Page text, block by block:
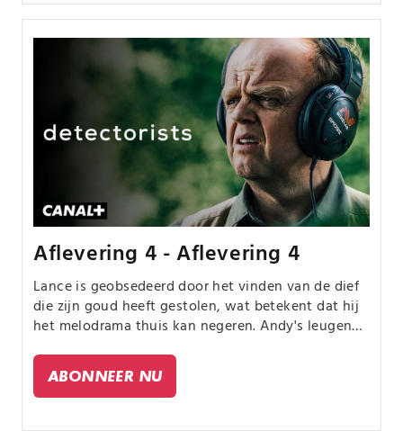
Aflevering 4 - Aflevering 4
Lance is geobsedeerd door het vinden van de dief
die zijn goud heeft gestolen, wat betekent dat hij
het melodrama thuis kan negeren. Andy's leugens
ABONNEER NU